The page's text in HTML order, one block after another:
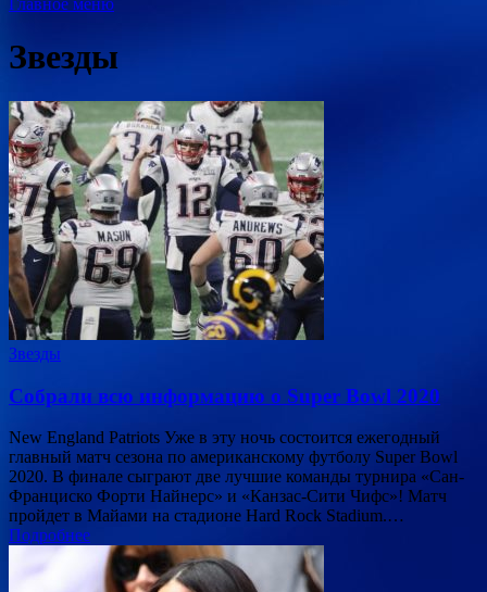
Главное меню
Звезды
Звезды
Собрали всю информацию о Super Bowl 2020
New England Patriots Уже в эту ночь состоится ежегодный
главный матч сезона по американскому футболу Super Bowl
2020. В финале сыграют две лучшие команды турнира «Сан-
Франциско Форти Найнерс» и «Канзас-Сити Чифс»! Матч
пройдет в Майами на стадионе Hard Rock Stadium.…
Подробнее